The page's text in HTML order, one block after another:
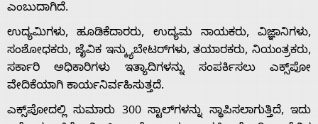
Home
About
Us
ಎಂಬುದಾಗಿದೆ.
ಉದ್ಯಮಿಗಳು, ಹೂಡಿಕೆದಾರರು, ಉದ್ಯಮ ನಾಯಕರು, ವಿಜ್ಞಾನಿಗಳು,
ಸಂಶೋಧಕರು, ಜೈವಿಕ ಇನ್ಕ್ಯುಬೇಟರ್‌ಗಳು, ತಯಾರಕರು, ನಿಯಂತ್ರಕರು,
ಸರ್ಕಾರಿ ಅಧಿಕಾರಿಗಳು ಇತ್ಯಾದಿಗಳನ್ನು ಸಂಪರ್ಕಿಸಲು ಎಕ್ಸ್‌ಪೋ
ವೇದಿಕೆಯಾಗಿ ಕಾರ್ಯನಿರ್ವಹಿಸುತ್ತದೆ.
ಎಕ್ಸ್‌ಪೋದಲ್ಲಿ ಸುಮಾರು 300 ಸ್ಟಾಲ್‌ಗಳನ್ನು ಸ್ಥಾಪಿಸಲಾಗುತ್ತಿದೆ, ಇದು